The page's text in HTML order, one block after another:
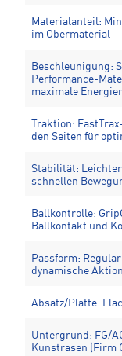
Materialanteil:
im Obermaterial
Beschleunigung:
Performance-
maximale
Traktion:
den Seiten für
Stabilität:
schnellen
Ballkontrolle:
Ballkontakt und
Passform:
dynamische
Absatz/Platte:
Untergrund: FG/
Kunstrasen (Firm